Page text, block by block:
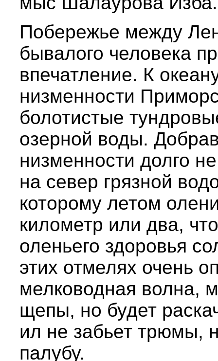
Побережье между
бывалого человека
впечатление. К
низменности
болотистые
озерной воды.
низменности долго
на север грязной
которому летом
километр или два,
оленьего здоровья
этих отмелях очень
мелководная волна,
щепы, но будет
ил не забьет трюмы,
палубу.